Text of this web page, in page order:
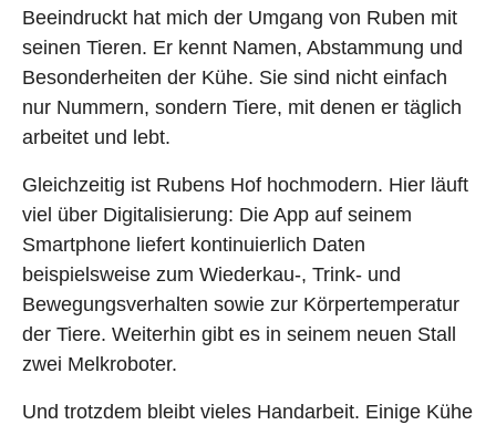
Beeindruckt hat mich der Umgang von Ruben mit
seinen Tieren. Er kennt Namen, Abstammung und
Besonderheiten der Kühe. Sie sind nicht einfach
nur Nummern, sondern Tiere, mit denen er täglich
arbeitet und lebt.
Gleichzeitig ist Rubens Hof hochmodern. Hier läuft
viel über Digitalisierung: Die App auf seinem
Smartphone liefert kontinuierlich Daten
beispielsweise zum Wiederkau-, Trink- und
Bewegungsverhalten sowie zur Körpertemperatur
der Tiere. Weiterhin gibt es in seinem neuen Stall
zwei Melkroboter.
Und trotzdem bleibt vieles Handarbeit. Einige Kühe